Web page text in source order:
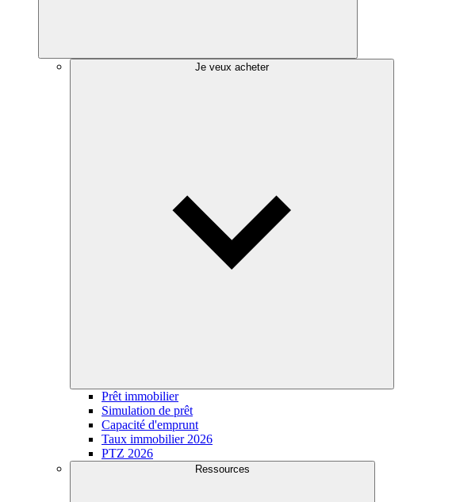
Je veux acheter
Prêt immobilier
Simulation de prêt
Capacité d'emprunt
Taux immobilier 2026
PTZ 2026
Ressources